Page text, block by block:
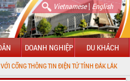
Vietnamese| English
DOANH NGHIỆP DU KHÁCH
TIN ĐIỆN TỬ TỈNH ĐẮK LẮK